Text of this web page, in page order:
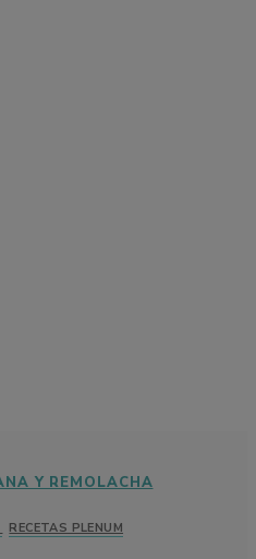
Y REMOLACHA
RECETAS PLENUM